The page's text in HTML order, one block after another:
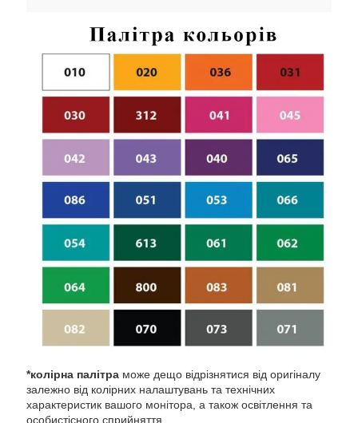
*колірна палітра може дещо відрізнятися від оригіналу
залежно від колірних налаштувань та технічних
характеристик вашого монітора, а також освітлення та
особистісного сприйняття